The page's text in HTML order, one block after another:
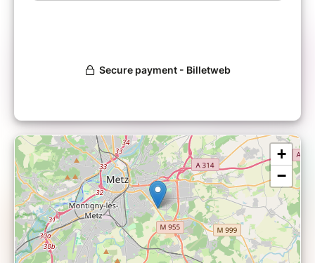
Rémi STANGRET, Directeur Général de la Ligue
d'Athlétisme Régionale Grand Est
08H15 :Accueil - café et viennoiseries
- réseautage
08H30 :Début de la Matinale
09H30 :Échanges et débats avec les
participants
10H00 :Fin de la Matinale
+
−